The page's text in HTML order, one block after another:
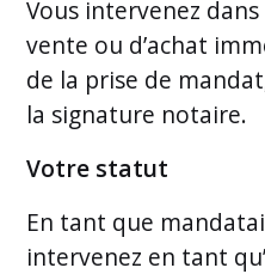
Vous intervenez
vente ou d’achat
de la prise de
la signature notaire.
Votre statut
En tant que
intervenez en tant